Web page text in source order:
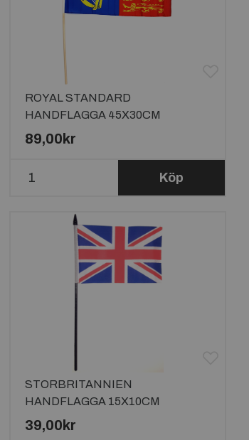
ROYAL STANDARD
HANDFLAGGA 45X30CM
89,00kr
Köp
STORBRITANNIEN
HANDFLAGGA 15X10CM
39,00kr